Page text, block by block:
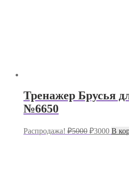
Тренажер Брусья
№6650
Распродажа! ₽5000 ₽3000
цена:
В